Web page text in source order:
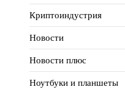
Криптоиндустрия
Новости
Новости плюс
Ноутбуки и планшеты